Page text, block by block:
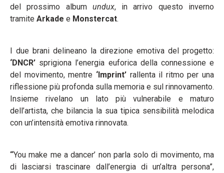
del prossimo album undux, in arrivo questo inverno
tramite Arkade e Monstercat.
I due brani delineano la direzione emotiva del progetto:
‘DNCR’ sprigiona l’energia euforica della connessione e
del movimento, mentre ‘Imprint’rallenta il ritmo per una
riflessione più profonda sulla memoria e sul rinnovamento.
Insieme rivelano un lato più vulnerabile e maturo
dell’artista, che bilancia la sua tipica sensibilità melodica
con un’intensità emotiva rinnovata.
“‘You make me a dancer’ non parla solo di movimento, ma
di lasciarsi trascinare dall’energia di un’altra persona”,